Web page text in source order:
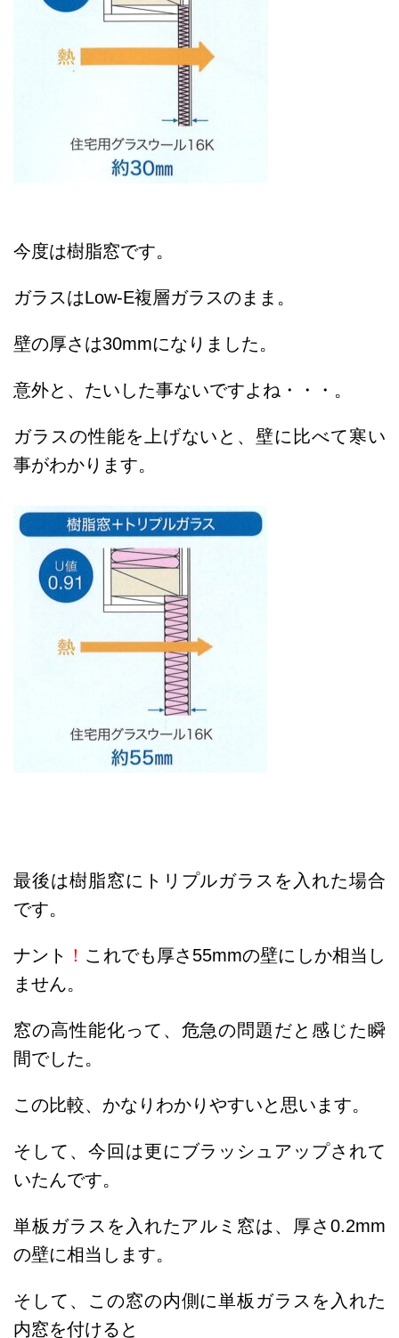
今度は樹脂窓です。
ガラスはLow-E複層ガラスのまま。
壁の厚さは30mmになりました。
意外と、たいした事ないですよね・・・。
ガラスの性能を上げないと、壁に比べて寒い
事がわかります。
最後は樹脂窓にトリプルガラスを入れた場合
です。
ナント ！ これでも厚さ55mmの壁にしか相当し
ません。
窓の高性能化って、危急の問題だと感じた瞬
間でした。
この比較、かなりわかりやすいと思います。
そして、今回は更にブラッシュアップされて
いたんです。
単板ガラスを入れたアルミ窓は、厚さ0.2mm
の壁に相当します。
そして、この窓の内側に単板ガラスを入れた
内窓を付けると